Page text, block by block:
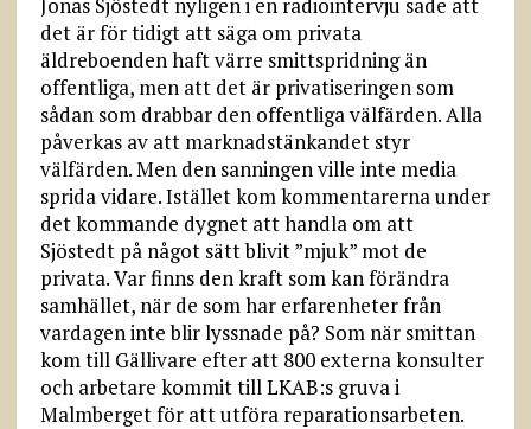
det är för tidigt att säga om privata
äldreboenden haft värre smittspridning än
offentliga, men att det är privatiseringen som
sådan som drabbar den offentliga välfärden. Alla
påverkas av att marknadstänkandet styr
välfärden. Men den sanningen ville inte media
sprida vidare. Istället kom kommentarerna under
det kommande dygnet att handla om att
Sjöstedt på något sätt blivit ”mjuk” mot de
privata. Var finns den kraft som kan förändra
samhället, när de som har erfarenheter från
vardagen inte blir lyssnade på? Som när smittan
kom till Gällivare efter att 800 externa konsulter
och arbetare kommit till LKAB:s gruva i
Malmberget för att utföra reparationsarbeten.